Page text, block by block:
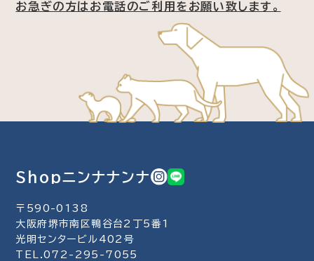
お急ぎの方はお電話のご利用をお願い致します。
Shopニンナナンナ
〒590-0138
大阪府堺市南区鴨谷台2丁5番1
光明センタービル402号
TEL.072-295-7055